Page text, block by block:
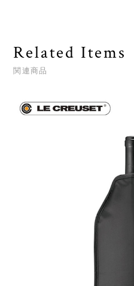
Related Items
関連商品